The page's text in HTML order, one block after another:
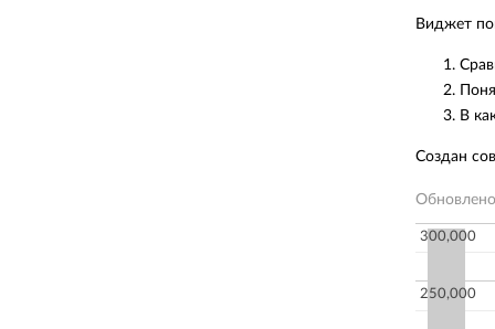
Виджет
В
Создан
Обновлено
250,000
300,000